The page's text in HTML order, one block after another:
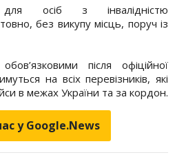
осіб з інвалідністю
без викупу місць, поруч із
після офіційної
на всіх перевізників, які
в межах України та за кордон.
у Google.News